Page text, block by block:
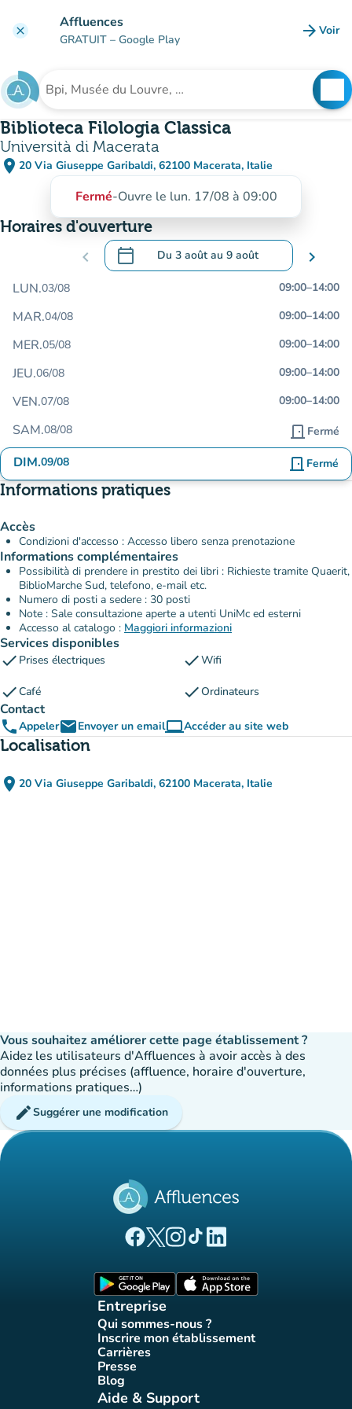
clear Affluences
GRATUIT – Google Play arrow_forward Voir
Rechercher un établissement
Biblioteca Filologia Classica
Università di Macerata
place 20 Via Giuseppe Garibaldi, 62100 Macerata, Italie
(ouvrir dans Google Maps)
(nouvel onglet)
Fermé-Ouvre le lun. 17/08 à 09:00
Horaires d'ouverture
chevron_left calendar_today Du 3 aoûtau 9 août
.Ouvrir le calendrier pour changer de
chevron_right
LUN.03/08 09:00–14:00
MAR.04/08 09:00–14:00
MER.05/08 09:00–14:00
JEU.06/08 09:00–14:00
VEN.07/08 09:00–14:00
SAM.08/08 door_front Fermé
DIM.09/08 door_front Fermé
Informations pratiques
Accès
Condizioni d'accesso : Accesso libero senza prenotazione
Informations complémentaires
Possibilità di prendere in prestito dei libri : Richieste tramite Quaerit,
BiblioMarche Sud, telefono, e-mail etc.
Numero di posti a sedere : 30 posti
Note : Sale consultazione aperte a utenti UniMc ed esterni
Accesso al catalogo : Maggiori informazioni
Services disponibles
check Prises électriques checkWifi
checkCafé checkOrdinateurs
Contact
phoneAppeleremailEnvoyer un emailcomputerAccéder au site web
(nouvel onglet)
Localisation
place 20 Via Giuseppe Garibaldi, 62100 Macerata, Italie
(ouvrir dans Google Maps)
(nouvel onglet)
Vous souhaitez améliorer cette page établissement ?
Aidez les utilisateurs d'Affluences à avoir accès à des
données plus précises (affluence, horaire d'ouverture,
informations pratiques…)
editSuggérer une modification
(nouvel onglet)
(nouvel onglet)
(nouvel onglet)
(nouvel onglet)
(nouvel onglet)
Entreprise
Qui sommes-nous ?
(nouvel onglet)
Inscrire mon établissement
(nouvel onglet)
Carrières(nouvel onglet)
Presse(nouvel onglet)
Blog(nouvel onglet)
Aide & Support